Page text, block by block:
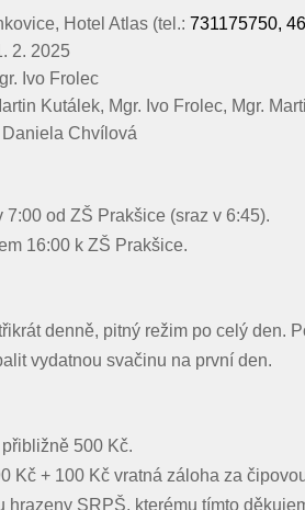
Hotel Atlas (tel.: 731175750,
2. 2025
Ivo Frolec
Kutálek, Mgr. Ivo Frolec, Mgr.
Daniela Chvílová
od ZŠ Prakšice (sraz v 6:45).
16:00 k ZŠ Prakšice.
denně, pitný režim po celý den.
vydatnou svačinu na první den.
500 Kč.
Kč + 100 Kč vratná záloha za
hrazeny SRPŠ, kterému tímto